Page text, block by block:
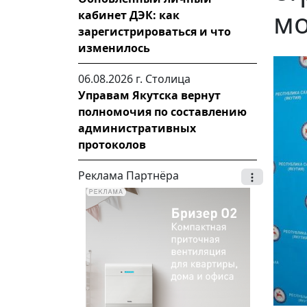
кабинет ДЭК: как
зарегистрироваться и что
изменилось
06.08.2026 г. Столица
Управам Якутска вернут
полномочия по составлению
административных
протоколов
Реклама Партнёра